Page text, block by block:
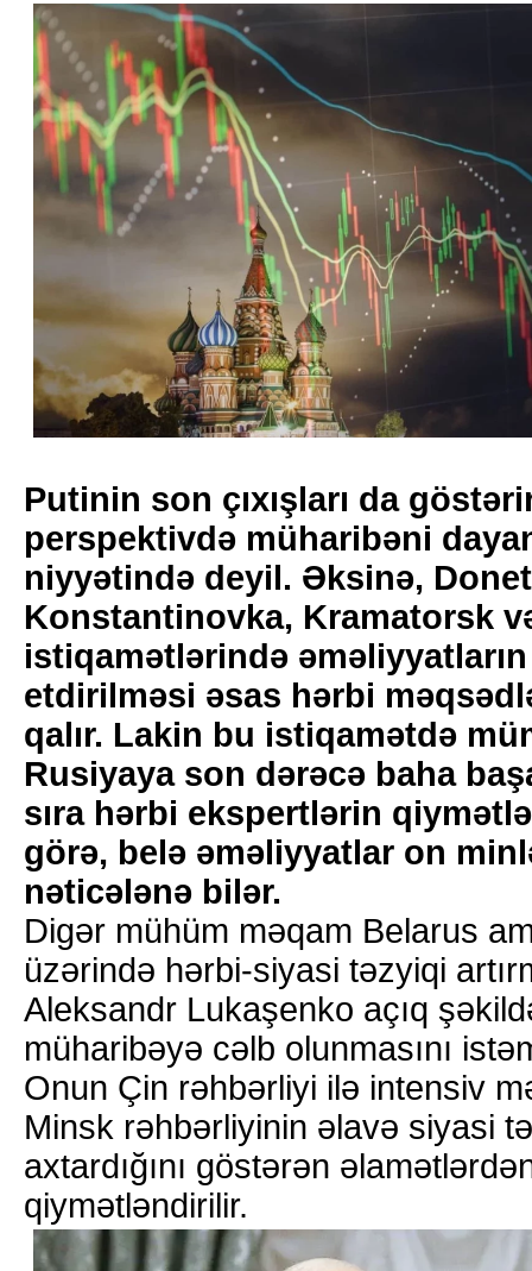
Putinin son çıxışları da
perspektivdə müharibəni
niyyətində deyil. Əksinə,
Konstantinovka, Kramatorsk
istiqamətlərində
etdirilməsi əsas hərbi
qalır. Lakin bu istiqamətdə
Rusiyaya son dərəcə baha
sıra hərbi ekspertlərin
görə, belə əməliyyatlar on
nəticələnə bilər.
Digər mühüm məqam Belarus
üzərində hərbi-siyasi təzyiqi
Aleksandr Lukaşenko açıq
müharibəyə cəlb olunmasını
Onun Çin rəhbərliyi ilə intensiv
Minsk rəhbərliyinin əlavə siyasi
axtardığını göstərən
qiymətləndirilir.